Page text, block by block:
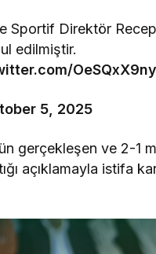
Direktör Recep
edilmiştir.
5, 2025
gerçekleşen ve 2-1
açıklamayla istifa
Almak Ne